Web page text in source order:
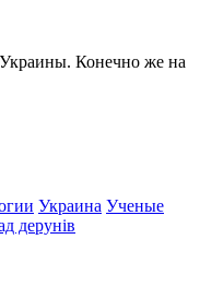
Украины. Конечно же на
Украина Ученые
дерунів